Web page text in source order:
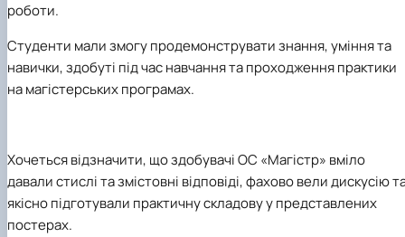
роботи.
Студенти мали змогу продемонструвати знання, уміння та
навички, здобуті під час навчання та проходження практики
на магістерських програмах.
Хочеться відзначити, що здобувачі ОС «Магістр» вміло
давали стислі та змістовні відповіді, фахово вели дискусію
якісно підготували практичну складову у представлених
постерах.